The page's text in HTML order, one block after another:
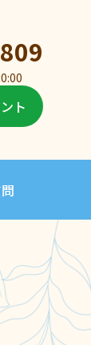
ト